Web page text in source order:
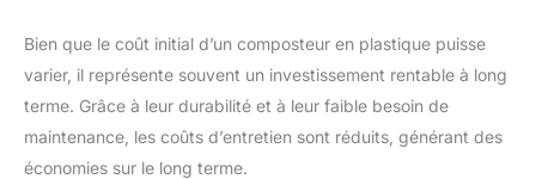
Bien que le coût initial d’un composteur en plastique puisse
varier, il représente souvent un investissement rentable à long
terme. Grâce à leur durabilité et à leur faible besoin de
maintenance, les coûts d’entretien sont réduits, générant des
économies sur le long terme.